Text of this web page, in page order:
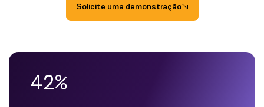
Solicite uma demonstração
42%